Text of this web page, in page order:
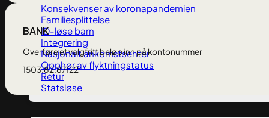
Konsekvenser av koronapandemien
Familiesplittelse
ID-løse barn
Integrering
Nasjonalt ankomstsenter
Opphør av flyktningstatus
Retur
Statsløse
BANK
Overføre et valgfritt beløp inn på kontonummer
1503.82.87122